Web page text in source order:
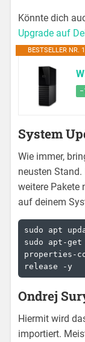
Könnte dich
Upgrade auf
BESTSELLER NR. 1
System
Wie immer,
neusten
weitere Pakete
auf deinem
sudo apt
sudo apt-
properties-
release -y
Ondrej
Hiermit wird
importiert.